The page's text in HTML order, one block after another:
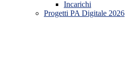
Incarichi
Progetti PA Digitale 2026